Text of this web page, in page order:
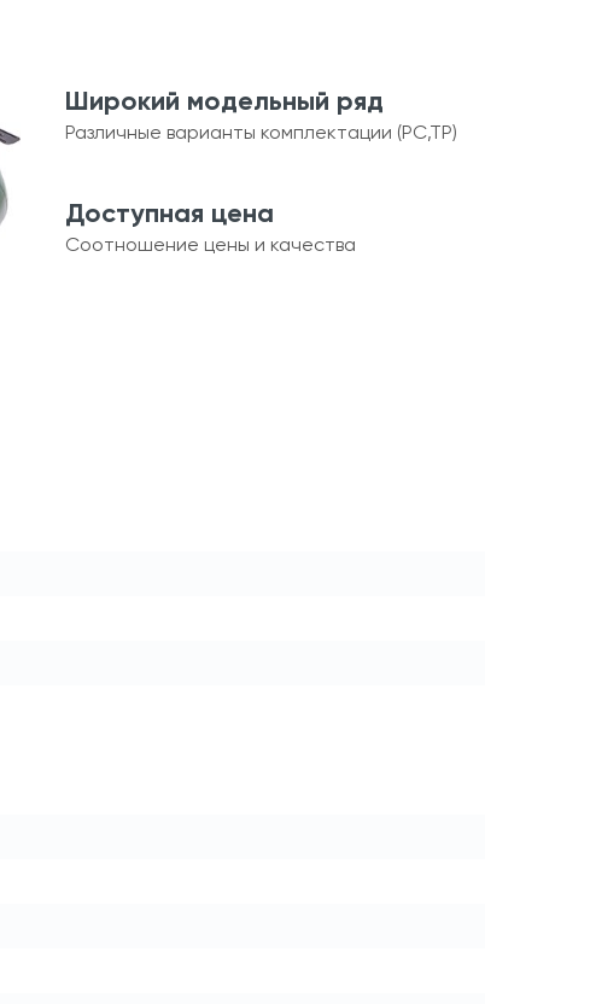
Широкий модельный ряд
Различные варианты комплектации (РС,ТР)
Доступная цена
Соотношение цены и качества